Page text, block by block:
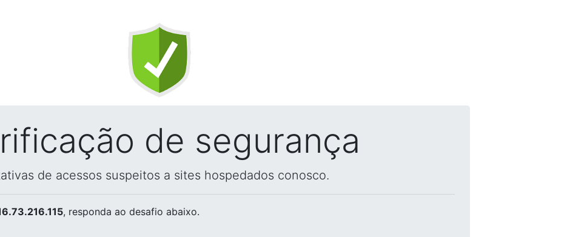
de segurança
de acessos suspeitos a sites hospedados conosco.
, responda ao desafio abaixo.